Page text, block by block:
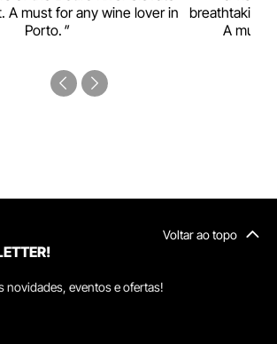
A must for any wine lover in
Porto.
breathtaking
A must-
Voltar ao topo
novidades, eventos e ofertas!